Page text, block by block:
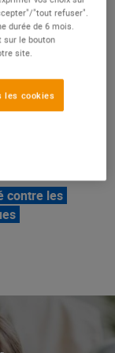
contre les
ET
revue de
Repère
"tout refuser".
durée de 6 mois.
sur le bouton
site.
les cookies